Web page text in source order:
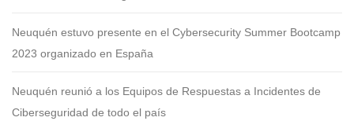
Neuquén estuvo presente en el Cybersecurity Summer Bootcamp
2023 organizado en España
Neuquén reunió a los Equipos de Respuestas a Incidentes de
Ciberseguridad de todo el país